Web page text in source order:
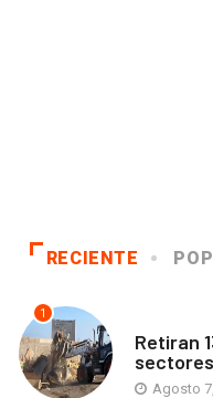
RECIENTE
1
Retiran
Agosto